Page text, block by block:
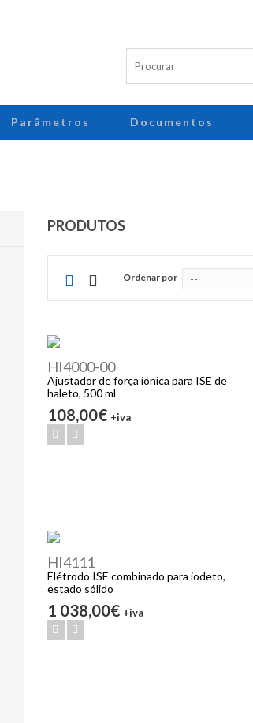
Parâmetros Documentos
PRODUTOS
Ordenar por
HI4000-00
Ajustador de força iónica para ISE de
haleto, 500 ml
108,00€ +iva
HI4111
Elétrodo ISE combinado para iodeto,
estado sólido
1 038,00€ +iva